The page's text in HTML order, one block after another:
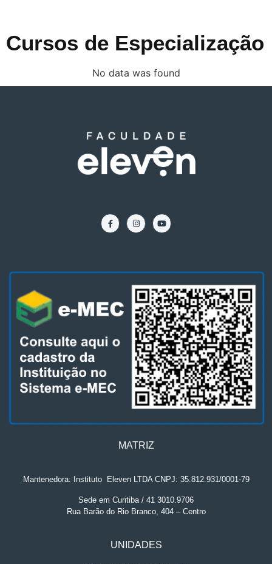
Cursos de Especialização
No data was found
MATRIZ
Mantenedora: Instituto. Eleven LTDA CNPJ: 35.812.931/0001-79
Sede em Curitiba / 41 3010.9706
Rua Barão do Rio Branco, 404 – Centro
UNIDADES